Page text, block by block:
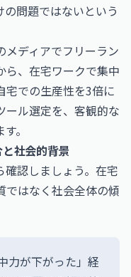
問題ではないという
ディアでフリーラン
ら、在宅ワークで集中
宅での生産性を3倍に
ール選定を、客観的な
。
社会的背景
確認しましょう。在宅
ではなく社会全体の傾
力が下がった」経